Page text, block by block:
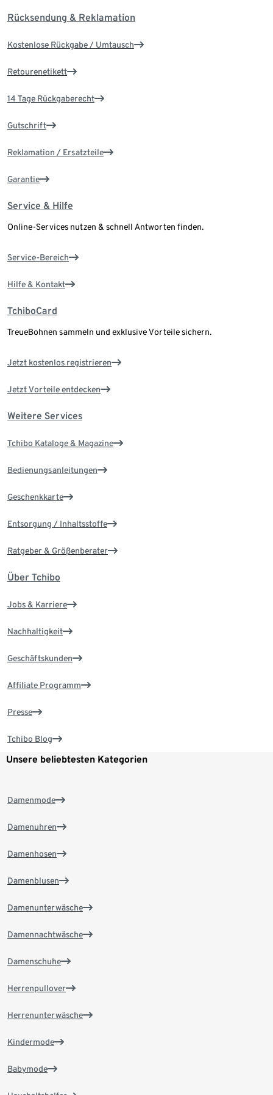
Rücksendung & Reklamation
Kostenlose Rückgabe / Umtausch
Retourenetikett
14 Tage Rückgaberecht
Gutschrift
Reklamation / Ersatzteile
Garantie
Service & Hilfe
Online-Services nutzen & schnell Antworten finden.
Service-Bereich
Hilfe & Kontakt
TchiboCard
TreueBohnen sammeln und exklusive Vorteile sichern.
Jetzt kostenlos registrieren
Jetzt Vorteile entdecken
Weitere Services
Tchibo Kataloge & Magazine
Bedienungsanleitungen
Geschenkkarte
Entsorgung / Inhaltsstoffe
Ratgeber & Größenberater
Über Tchibo
Jobs & Karriere
Nachhaltigkeit
Geschäftskunden
Affiliate Programm
Presse
Tchibo Blog
Unsere beliebtesten Kategorien
Damenmode
Damenuhren
Damenhosen
Damenblusen
Damenunterwäsche
Damennachtwäsche
Damenschuhe
Herrenpullover
Herrenunterwäsche
Kindermode
Babymode